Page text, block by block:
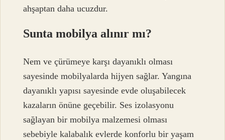
ahşaptan daha ucuzdur.
Sunta mobilya alınır mı?
Nem ve çürümeye karşı dayanıklı olması
sayesinde mobilyalarda hijyen sağlar. Yangına
dayanıklı yapısı sayesinde evde oluşabilecek
kazaların önüne geçebilir. Ses izolasyonu
sağlayan bir mobilya malzemesi olması
sebebiyle kalabalık evlerde konforlu bir yaşam